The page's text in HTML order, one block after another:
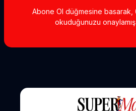
Abone Ol düğmesine basarak,
okuduğunuzu